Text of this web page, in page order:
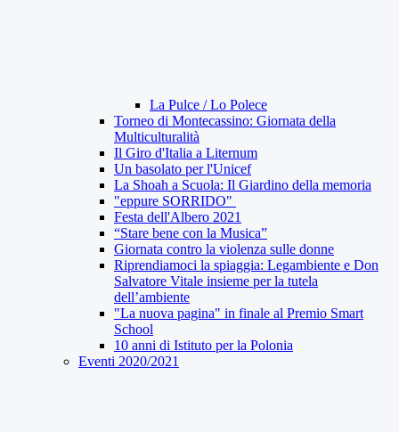
La Pulce / Lo Polece
Torneo di Montecassino: Giornata della
Multiculturalità
Il Giro d'Italia a Liternum
Un basolato per l'Unicef
La Shoah a Scuola: Il Giardino della memoria
"eppure SORRIDO"
Festa dell'Albero 2021
“Stare bene con la Musica”
Giornata contro la violenza sulle donne
Riprendiamoci la spiaggia: Legambiente e Don
Salvatore Vitale insieme per la tutela
dell’ambiente
"La nuova pagina" in finale al Premio Smart
School
10 anni di Istituto per la Polonia
Eventi 2020/2021